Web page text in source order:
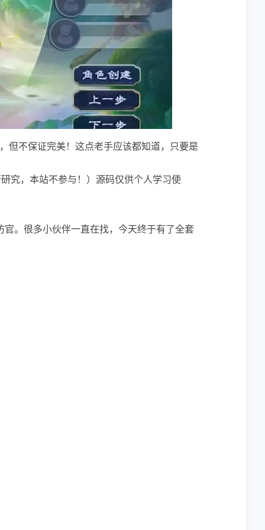
但不保证完美！这点老手应该都知道，只要是
究，本站不参与！）源码仅供个人学习使
。很多小伙伴一直在找，今天终于有了全套